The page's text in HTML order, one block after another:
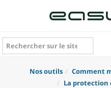
Nos outils
Comment
La protection